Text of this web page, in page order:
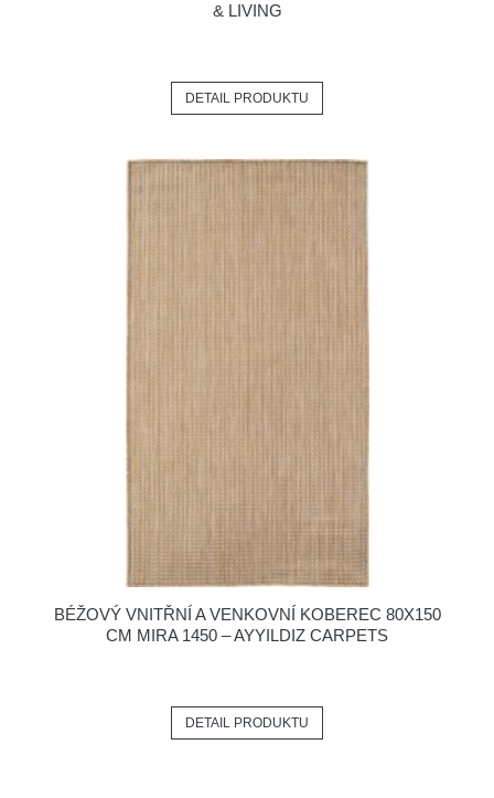
& LIVING
DETAIL PRODUKTU
BÉŽOVÝ VNITŘNÍ A VENKOVNÍ KOBEREC 80X150
CM MIRA 1450 – AYYILDIZ CARPETS
DETAIL PRODUKTU